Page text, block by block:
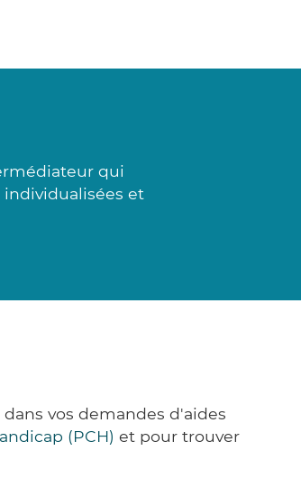
qui
individualisées et
vos demandes d'aides
(PCH) et pour trouver